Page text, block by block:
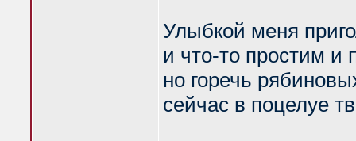
Улыбкой меня
и что-то простим и
но горечь
сейчас в поцелуе